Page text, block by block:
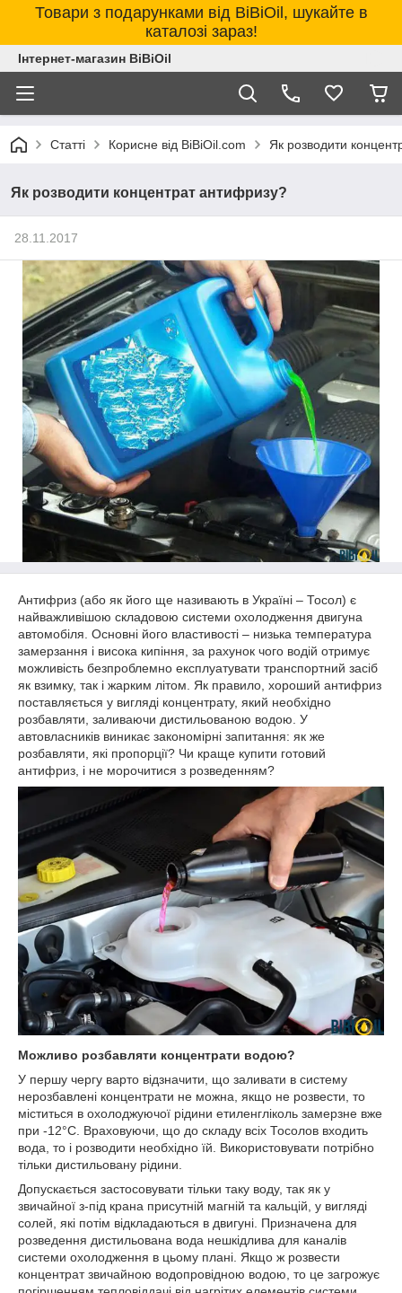
Товари з подарунками від BiBiOil, шукайте в
каталозі зараз!
Інтернет-магазин BiBiOil
Статті Корисне від BiBiOil.com Як розводити
Як розводити концентрат антифризу?
28.11.2017
Антифриз (або як його ще називають в Україні – Тосол) є
найважливішою складовою системи охолодження двигуна
автомобіля. Основні його властивості – низька температура
замерзання і висока кипіння, за рахунок чого водій отримує
можливість безпроблемно експлуатувати транспортний засіб
як взимку, так і жарким літом. Як правило, хороший антифриз
поставляється у вигляді концентрату, який необхідно
розбавляти, заливаючи дистильованою водою. У
автовласників виникає закономірні запитання: як же
розбавляти, які пропорції? Чи краще купити готовий
антифриз, і не морочитися з розведенням?
Можливо розбавляти концентрати водою?
У першу чергу варто відзначити, що заливати в систему
нерозбавлені концентрати не можна, якщо не розвести, то
міститься в охолоджуючої рідини етиленгліколь замерзне вже
при -12°С. Враховуючи, що до складу всіх Тосолов входить
вода, то і розводити необхідно їй. Використовувати потрібно
тільки дистильовану рідини.
Допускається застосовувати тільки таку воду, так як у
звичайної з-під крана присутній магній та кальцій, у вигляді
солей, які потім відкладаються в двигуні. Призначена для
розведення дистильована вода нешкідлива для каналів
системи охолодження в цьому плані. Якщо ж розвести
концентрат звичайною водопровідною водою, то це загрожує